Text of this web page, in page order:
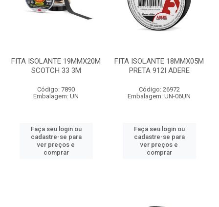
FITA ISOLANTE 19MMX20M
SCOTCH 33 3M
Código: 7890
Embalagem: UN
Faça seu login ou
cadastre-se para
ver preços e
comprar
FITA ISOLANTE 18MMX05M
PRETA 912I ADERE
Código: 26972
Embalagem: UN-06UN
Faça seu login ou
cadastre-se para
ver preços e
comprar